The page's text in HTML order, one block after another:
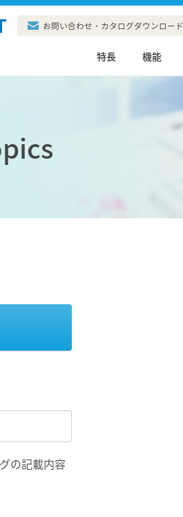
お問い合わせ・カタログダウンロード
特長 機能
の記載内容